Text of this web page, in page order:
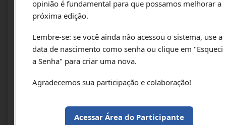
Tirantes e Estacas do
Monitoradas. Após a
realização e análise das
sondagens a
identificadas camadas
muito resistentes, com
NSPT ≥50, que
opinião é fundamental para que possamos melhorar a
próxima edição.
Lembre-se: se você ainda não acessou o sistema, use a
data de nascimento como senha ou clique em "Esqueci
a Senha" para criar uma nova.
Agradecemos sua participação e colaboração!
Acessar Área do Participante